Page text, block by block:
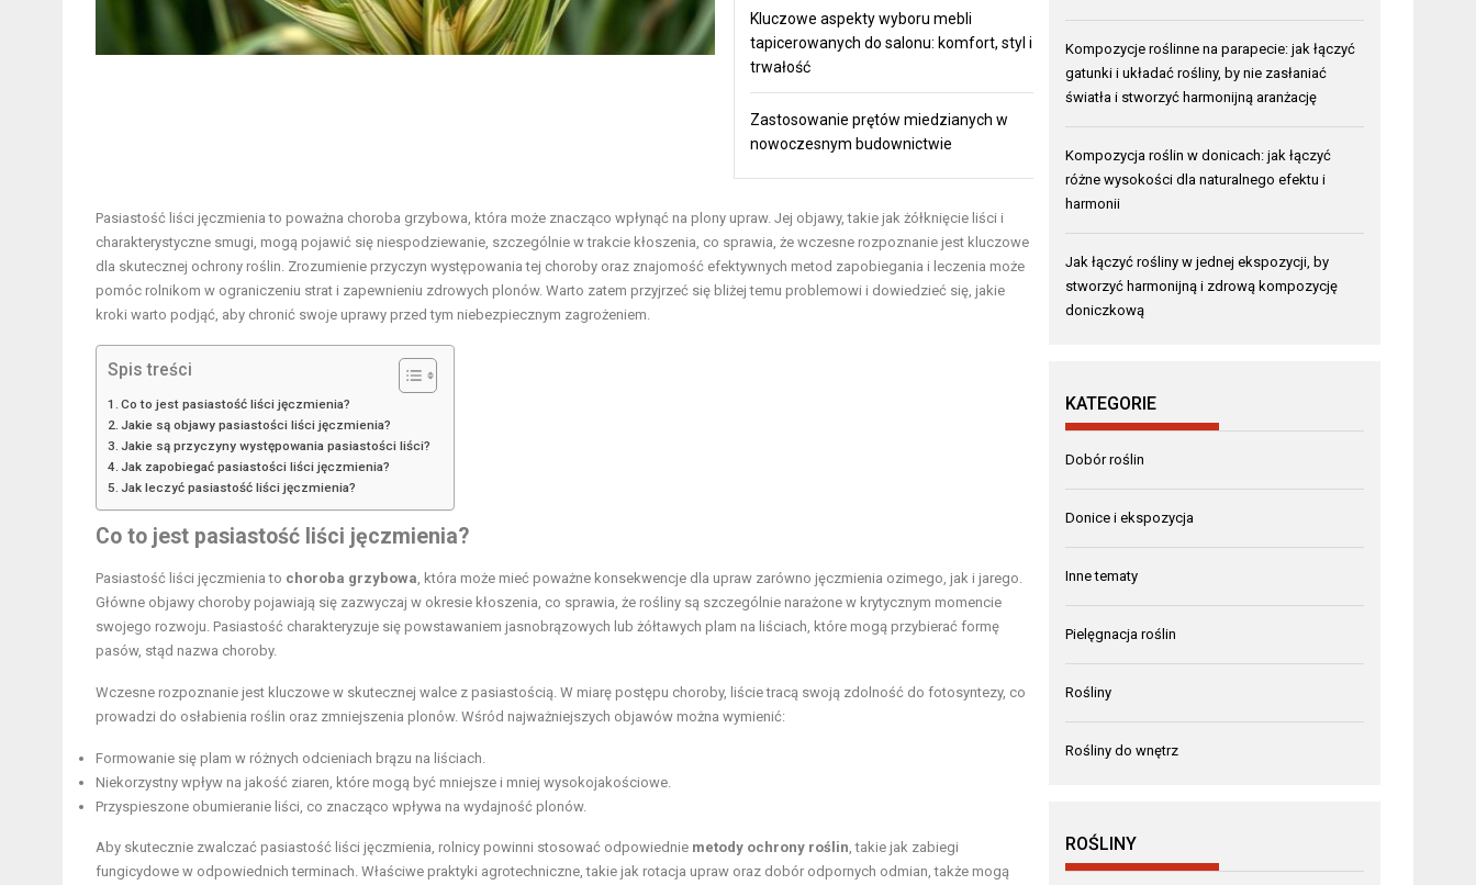
Kluczowe aspekty wyboru mebli
tapicerowanych do salonu: komfort, styl i
trwałość
Zastosowanie prętów miedzianych w
nowoczesnym budownictwie
Pasiastość liści jęczmienia to poważna choroba grzybowa, która może znacząco wpłynąć na plony upraw. Jej objawy, takie jak żółknięcie liści i
charakterystyczne smugi, mogą pojawić się niespodziewanie, szczególnie w trakcie kłoszenia, co sprawia, że wczesne rozpoznanie jest kluczowe
dla skutecznej ochrony roślin. Zrozumienie przyczyn występowania tej choroby oraz znajomość efektywnych metod zapobiegania i leczenia może
pomóc rolnikom w ograniczeniu strat i zapewnieniu zdrowych plonów. Warto zatem przyjrzeć się bliżej temu problemowi i dowiedzieć się, jakie
kroki warto podjąć, aby chronić swoje uprawy przed tym niebezpiecznym zagrożeniem.
Spis treści
Co to jest pasiastość liści jęczmienia?
Jakie są objawy pasiastości liści jęczmienia?
Jakie są przyczyny występowania pasiastości liści?
Jak zapobiegać pasiastości liści jęczmienia?
Jak leczyć pasiastość liści jęczmienia?
Co to jest pasiastość liści jęczmienia?
Pasiastość liści jęczmienia to choroba grzybowa , która może mieć poważne konsekwencje dla upraw zarówno jęczmienia ozimego, jak i jarego.
Główne objawy choroby pojawiają się zazwyczaj w okresie kłoszenia, co sprawia, że rośliny są szczególnie narażone w krytycznym momencie
swojego rozwoju. Pasiastość charakteryzuje się powstawaniem jasnobrązowych lub żółtawych plam na liściach, które mogą przybierać formę
pasów, stąd nazwa choroby.
Wczesne rozpoznanie jest kluczowe w skutecznej walce z pasiastością. W miarę postępu choroby, liście tracą swoją zdolność do fotosyntezy, co
prowadzi do osłabienia roślin oraz zmniejszenia plonów. Wśród najważniejszych objawów można wymienić:
Formowanie się plam w różnych odcieniach brązu na liściach.
Niekorzystny wpływ na jakość ziaren, które mogą być mniejsze i mniej wysokojakościowe.
Przyspieszone obumieranie liści, co znacząco wpływa na wydajność plonów.
Aby skutecznie zwalczać pasiastość liści jęczmienia, rolnicy powinni stosować odpowiednie metody ochrony roślin , takie jak zabiegi
fungicydowe w odpowiednich terminach. Właściwe praktyki agrotechniczne, takie jak rotacja upraw oraz dobór odpornych odmian, także mogą
Kompozycje roślinne na parapecie: jak łączyć
gatunki i układać rośliny, by nie zasłaniać
światła i stworzyć harmonijną aranżację
Kompozycja roślin w donicach: jak łączyć
różne wysokości dla naturalnego efektu i
harmonii
Jak łączyć rośliny w jednej ekspozycji, by
stworzyć harmonijną i zdrową kompozycję
doniczkową
KATEGORIE
Dobór roślin
Donice i ekspozycja
Inne tematy
Pielęgnacja roślin
Rośliny
Rośliny do wnętrz
ROŚLINY